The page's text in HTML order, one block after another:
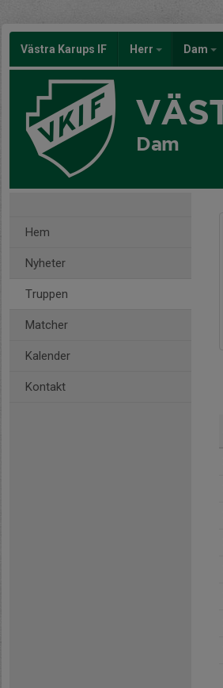
Västra Karups IF Herr Dam
Dam
Hem
Nyheter
Truppen
Matcher
Kalender
Kontakt